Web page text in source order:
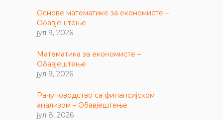
Основе математике за економисте –
Обавјештење
јул 9, 2026
Математика за економисте –
Обавјештење
јул 9, 2026
Рачуноводство са финансијском
анализом – Обавјештење
јул 8, 2026